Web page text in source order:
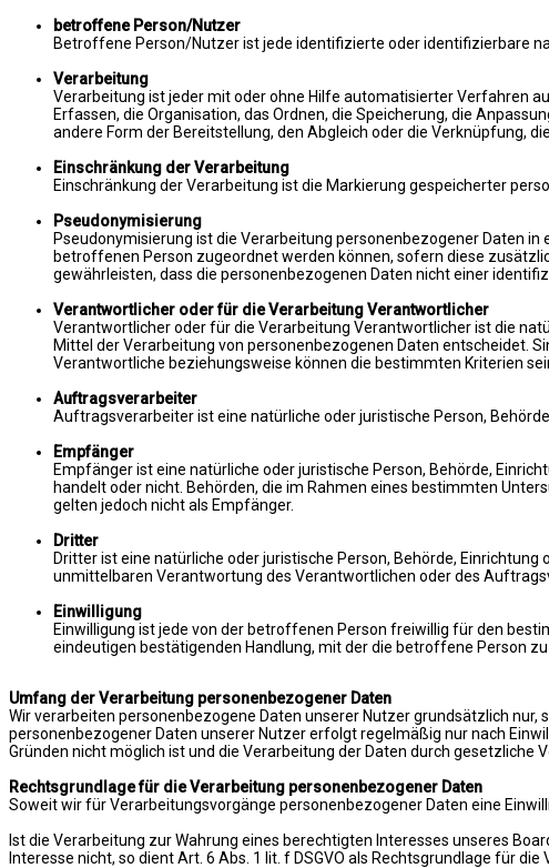
betroffene Person/Nutzer
Betroffene Person/Nutzer ist jede identifizierte oder identifizierbare
Verarbeitung
Verarbeitung ist jeder mit oder ohne Hilfe automatisierter Verfahren
Erfassen, die Organisation, das Ordnen, die Speicherung, die
andere Form der Bereitstellung, den Abgleich oder die Verknüpfung,
Einschränkung der Verarbeitung
Einschränkung der Verarbeitung ist die Markierung gespeicherter
Pseudonymisierung
Pseudonymisierung ist die Verarbeitung personenbezogener Daten
betroffenen Person zugeordnet werden können, sofern diese
gewährleisten, dass die personenbezogenen Daten nicht einer
Verantwortlicher oder für die Verarbeitung Verantwortlicher
Verantwortlicher oder für die Verarbeitung Verantwortlicher ist die
Mittel der Verarbeitung von personenbezogenen Daten entscheidet.
Verantwortliche beziehungsweise können die bestimmten Kriterien
Auftragsverarbeiter
Auftragsverarbeiter ist eine natürliche oder juristische Person,
Empfänger
Empfänger ist eine natürliche oder juristische Person, Behörde,
handelt oder nicht. Behörden, die im Rahmen eines bestimmten
gelten jedoch nicht als Empfänger.
Dritter
Dritter ist eine natürliche oder juristische Person, Behörde,
unmittelbaren Verantwortung des Verantwortlichen oder des
Einwilligung
Einwilligung ist jede von der betroffenen Person freiwillig für den
eindeutigen bestätigenden Handlung, mit der die betroffene Person
Umfang der Verarbeitung personenbezogener Daten
Wir verarbeiten personenbezogene Daten unserer Nutzer grundsätzlich
personenbezogener Daten unserer Nutzer erfolgt regelmäßig nur nach
Gründen nicht möglich ist und die Verarbeitung der Daten durch gesetzliche
Rechtsgrundlage für die Verarbeitung personenbezogener Daten
Soweit wir für Verarbeitungsvorgänge personenbezogener Daten eine
Ist die Verarbeitung zur Wahrung eines berechtigten Interesses unseres
Interesse nicht, so dient Art. 6 Abs. 1 lit. f DSGVO als Rechtsgrundlage für die